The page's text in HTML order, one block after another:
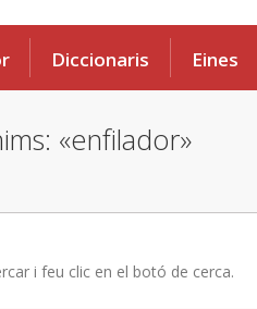
Diccionaris Eines
«enfilador»
i feu clic en el botó de cerca.